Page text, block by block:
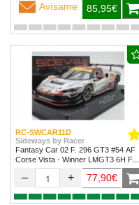
Avísame 85,95€
RC-SWCAR11D
Sideways by Racer
Fantasy Car 02 F. 296 GT3 #54 AF
Corse Vista - Winner LMGT3 6H Fuji
– + 77,90€